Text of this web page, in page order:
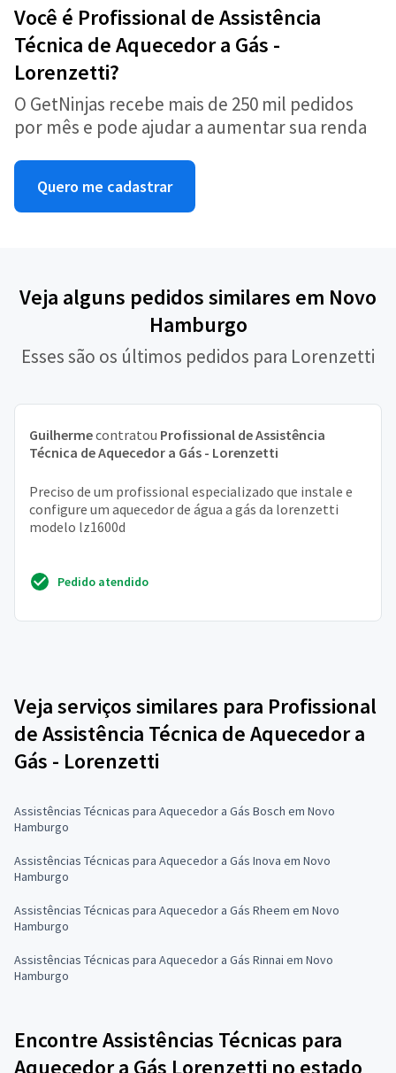
Você é Profissional de Assistência
Técnica de Aquecedor a Gás -
Lorenzetti?
O GetNinjas recebe mais de 250 mil pedidos
por mês e pode ajudar a aumentar sua renda
Quero me cadastrar
Veja alguns pedidos similares em Novo
Hamburgo
Esses são os últimos pedidos para Lorenzetti
Guilhermecontratou Profissional de Assistência
Técnica de Aquecedor a Gás - Lorenzetti
Preciso de um profissional especializado que instale e
configure um aquecedor de água a gás da lorenzetti
modelo lz1600d
Pedido atendido
Veja serviços similares para Profissional
de Assistência Técnica de Aquecedor a
Gás - Lorenzetti
Assistências Técnicas para Aquecedor a Gás Bosch em Novo
Hamburgo
Assistências Técnicas para Aquecedor a Gás Inova em Novo
Hamburgo
Assistências Técnicas para Aquecedor a Gás Rheem em Novo
Hamburgo
Assistências Técnicas para Aquecedor a Gás Rinnai em Novo
Hamburgo
Encontre Assistências Técnicas para
Aquecedor a Gás Lorenzetti no estado